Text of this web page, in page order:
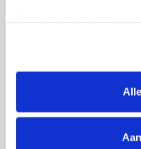
tonen. Je kunt je
intrekken via Cookie
lijst met cookies is te
Email Address *
Message to Team